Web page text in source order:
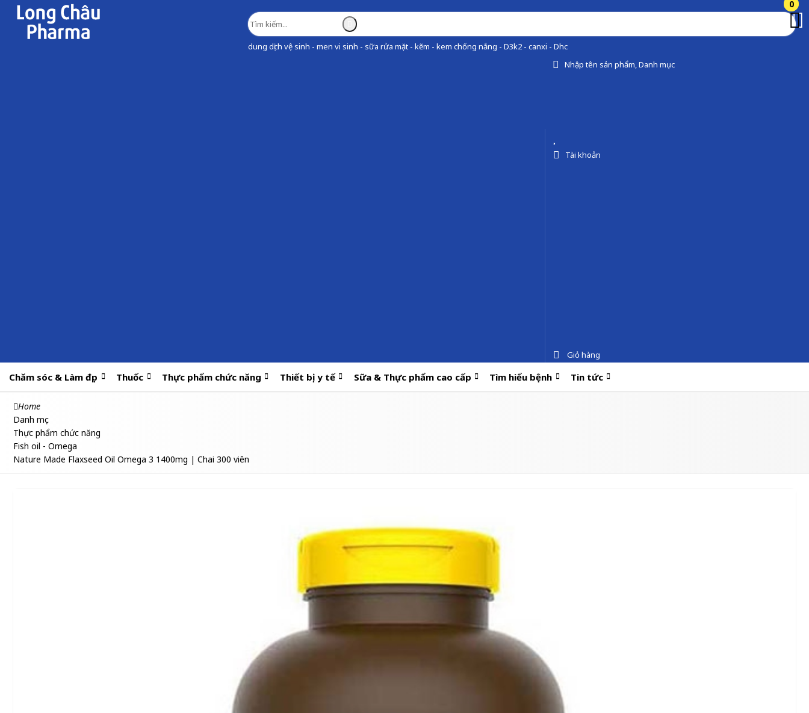
dung dịch vệ sinh - men vi sinh - sữa rửa mặt - kẽm - kem chống nắng - D3k2 - canxi - Dhc
Nhập tên sản phẩm, Danh mục
0
Tài khoản
0
Giỏ hàng
Chăm sóc & Làm đẹp Thuốc Thực phẩm chức năng Thiết bị y tế Sữa & Thực phẩm cao cấp Tìm hiểu bệnh Tin tức
Home
Danh mục
Thực phẩm chức năng
Fish oil - Omega
Nature Made Flaxseed Oil Omega 3 1400mg | Chai 300 viên